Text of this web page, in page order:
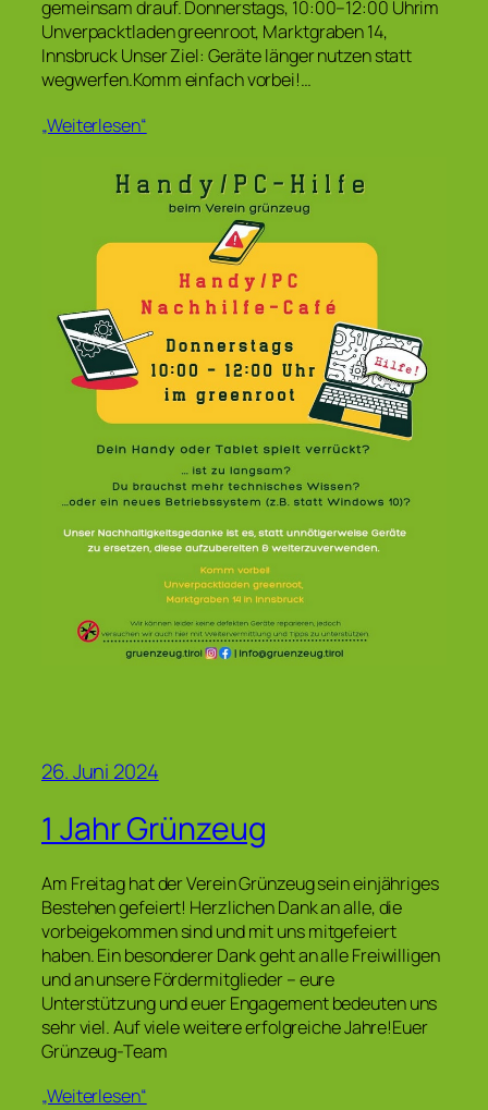
gemeinsam drauf. Donnerstags, 10:00–12:00 Uhrim
Unverpacktladen greenroot, Marktgraben 14,
Innsbruck Unser Ziel: Geräte länger nutzen statt
wegwerfen.Komm einfach vorbei!…
„Weiterlesen“
26. Juni 2024
1 Jahr Grünzeug
Am Freitag hat der Verein Grünzeug sein einjähriges
Bestehen gefeiert! Herzlichen Dank an alle, die
vorbeigekommen sind und mit uns mitgefeiert
haben. Ein besonderer Dank geht an alle Freiwilligen
und an unsere Fördermitglieder – eure
Unterstützung und euer Engagement bedeuten uns
sehr viel. Auf viele weitere erfolgreiche Jahre!Euer
Grünzeug-Team
„Weiterlesen“